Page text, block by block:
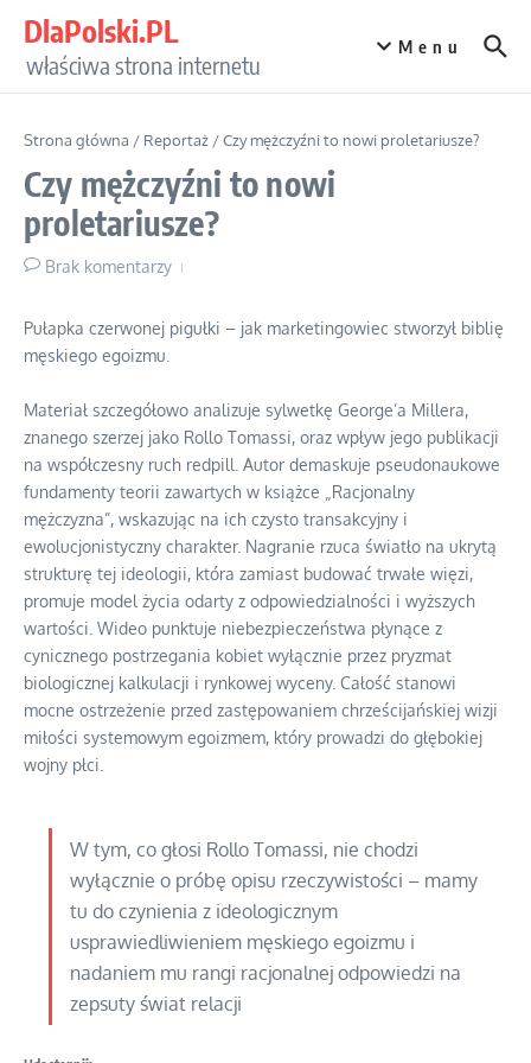
DlaPolski.PL
właściwa strona internetu
Menu
Strona główna / Reportaż /Czy mężczyźni to nowi proletariusze?
Czy mężczyźni to nowi
proletariusze?
Brak komentarzy
Pułapka czerwonej pigułki – jak marketingowiec stworzył biblię
męskiego egoizmu.
Materiał szczegółowo analizuje sylwetkę George’a Millera,
znanego szerzej jako Rollo Tomassi, oraz wpływ jego publikacji
na współczesny ruch redpill. Autor demaskuje pseudonaukowe
fundamenty teorii zawartych w książce „Racjonalny
mężczyzna”, wskazując na ich czysto transakcyjny i
ewolucjonistyczny charakter. Nagranie rzuca światło na ukrytą
strukturę tej ideologii, która zamiast budować trwałe więzi,
promuje model życia odarty z odpowiedzialności i wyższych
wartości. Wideo punktuje niebezpieczeństwa płynące z
cynicznego postrzegania kobiet wyłącznie przez pryzmat
biologicznej kalkulacji i rynkowej wyceny. Całość stanowi
mocne ostrzeżenie przed zastępowaniem chrześcijańskiej wizji
miłości systemowym egoizmem, który prowadzi do głębokiej
wojny płci.
W tym, co głosi Rollo Tomassi, nie chodzi
wyłącznie o próbę opisu rzeczywistości – mamy
tu do czynienia z ideologicznym
usprawiedliwieniem męskiego egoizmu i
nadaniem mu rangi racjonalnej odpowiedzi na
zepsuty świat relacji